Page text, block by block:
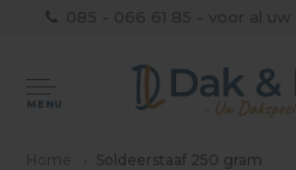
MENU
Soldeerstaaf 250 gram